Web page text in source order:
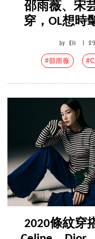
邵雨薇、宋
穿，OL想時
by Eli
#邵雨薇
2020條紋穿